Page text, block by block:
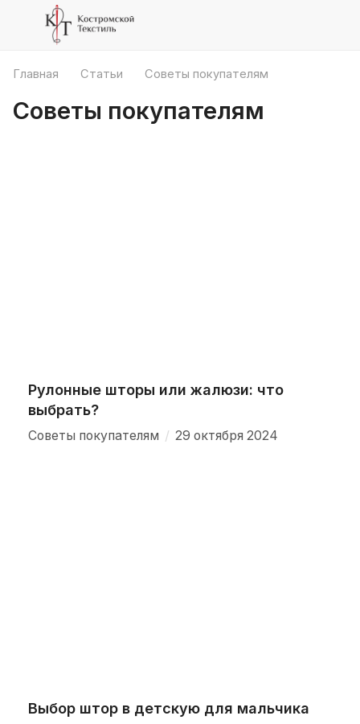
Главная Статьи Советы покупателям
Советы покупателям
Рулонные шторы или жалюзи: что
выбрать?
Советы покупателям / 29 октября 2024
Выбор штор в детскую для мальчика